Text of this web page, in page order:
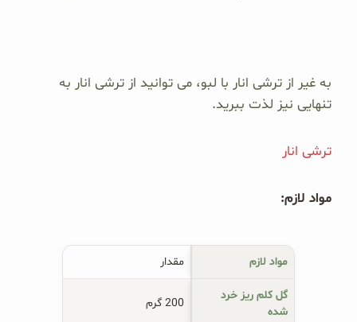
به غیر از ترشی انار با لبو، می توانید از ترشی انار به
تنهایی نیز لذت ببرید.
ترشی انار
مواد لازم‏:
مواد لازم مقدار
گل کلم ریز خرد
شده
200 گرم